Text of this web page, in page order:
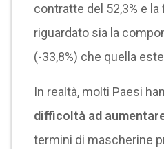
contratte del 52,3% e
riguardato sia la
(-33,8%) che quella
In realtà, molti Paesi
difficoltà ad
termini di mascherine